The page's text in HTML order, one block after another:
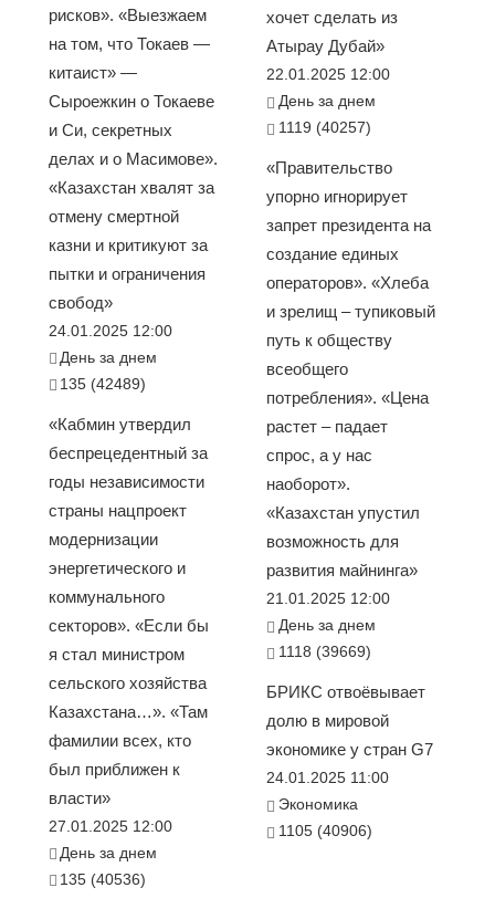
рисков». «Выезжаем
на том, что Токаев —
китаист» —
Сыроежкин о Токаеве
и Си, секретных
делах и о Масимове».
«Казахстан хвалят за
отмену смертной
казни и критикуют за
пытки и ограничения
свобод»
24.01.2025 12:00
День за днем
135 (42489)
«Кабмин утвердил
беспрецедентный за
годы независимости
страны нацпроект
модернизации
энергетического и
коммунального
секторов». «Если бы
я стал министром
сельского хозяйства
Казахстана…». «Там
фамилии всех, кто
был приближен к
власти»
27.01.2025 12:00
День за днем
135 (40536)
хочет сделать из
Атырау Дубай»
22.01.2025 12:00
День за днем
1119 (40257)
«Правительство
упорно игнорирует
запрет президента на
создание единых
операторов». «Хлеба
и зрелищ – тупиковый
путь к обществу
всеобщего
потребления». «Цена
растет – падает
спрос, а у нас
наоборот».
«Казахстан упустил
возможность для
развития майнинга»
21.01.2025 12:00
День за днем
1118 (39669)
БРИКС отвоёвывает
долю в мировой
экономике у стран G7
24.01.2025 11:00
Экономика
1105 (40906)